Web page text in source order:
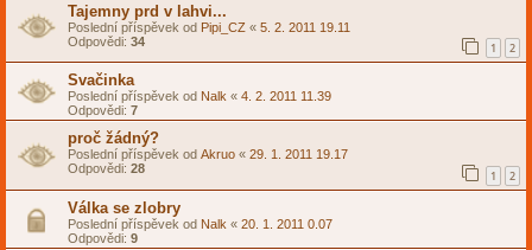
Tajemny prd v lahvi...
Poslední příspěvek od Pipi_CZ « 5. 2. 2011 19.11
Odpovědi: 34 1 2
Svačinka
Poslední příspěvek od Nalk « 4. 2. 2011 11.39
Odpovědi: 7
proč žádný?
Poslední příspěvek od Akruo « 29. 1. 2011 19.17
Odpovědi: 28 1 2
Válka se zlobry
Poslední příspěvek od Nalk « 20. 1. 2011 0.07
Odpovědi: 9